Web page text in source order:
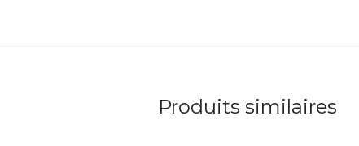
Produits similaires